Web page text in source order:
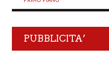
PUBBLICITA’